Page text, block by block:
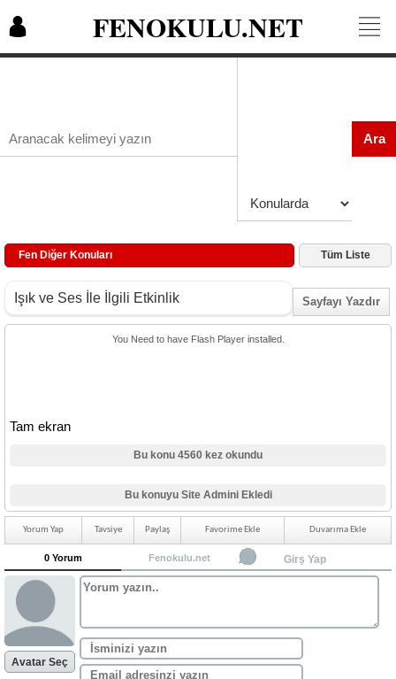
FENOKULU.NET
Ara
Fen Diğer Konuları Tüm Liste
Işık ve Ses İle İlgili Etkinlik Sayfayı Yazdır
You Need to have Flash Player installed.
Tam ekran
Bu konu 4560 kez okundu
Bu konuyu Site Admini Ekledi
Yorum Yap Tavsiye Paylaş Favorime Ekle Duvarıma Ekle
0 Yorum Fenokulu.net Girş Yap
Avatar Seç